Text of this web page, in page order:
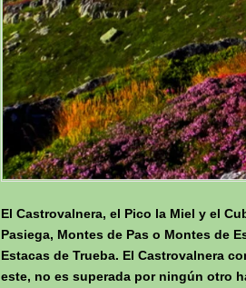
El Castrovalnera, el Pico la Miel y el
Pasiega, Montes de Pas o Montes de
Estacas de Trueba. El Castrovalnera
este, no es superada por ningún otro